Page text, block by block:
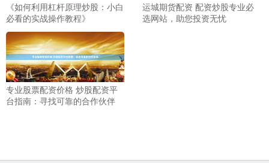
《如何利用杠杆原理炒股：小白
必看的实战操作教程》
运城期货配资 配资炒股专业必
选网站，助您投资无忧
专业股票配资价格 炒股配资平
台指南：寻找可靠的合作伙伴